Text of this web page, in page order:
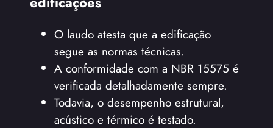
O laudo atesta que a edificação
segue as normas técnicas.
A conformidade com a NBR 15575 é
verificada detalhadamente sempre.
Todavia, o desempenho estrutural,
acústico e térmico é testado.